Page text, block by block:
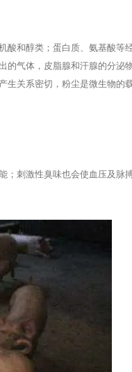
酸和醇类；蛋白质、氨基酸等
的气体，皮脂腺和汗腺的分泌
生关系密切，粉尘是微生物的
刺激性臭味也会使血压及脉